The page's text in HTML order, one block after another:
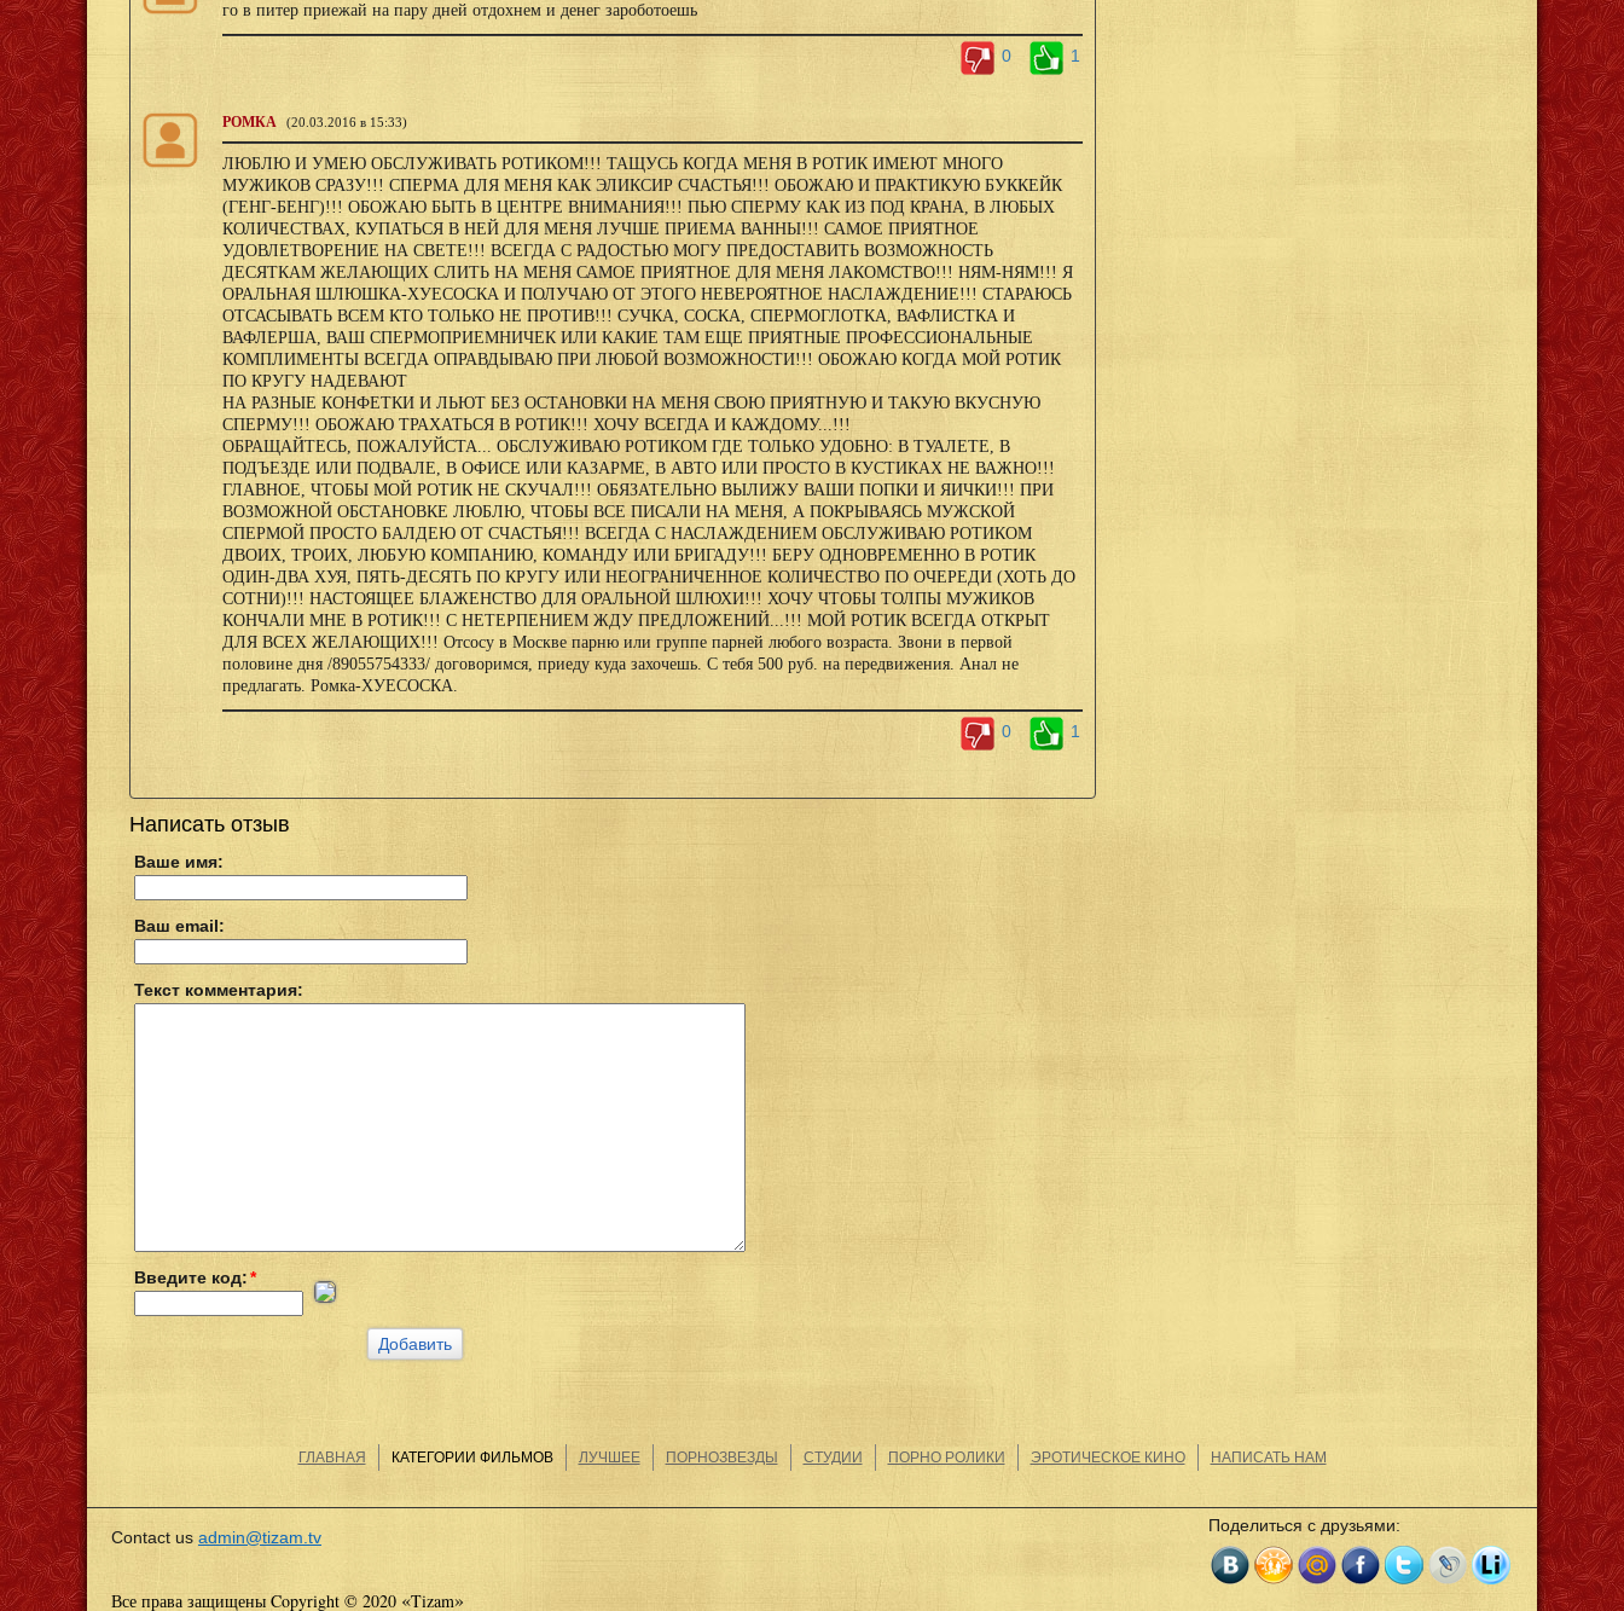
го в питер приежай на пару дней отдохнем и денег зароботоешь
0 1
РОМКА (20.03.2016 в 15:33)
ЛЮБЛЮ И УМЕЮ ОБСЛУЖИВАТЬ РОТИКОМ!!! ТАЩУСЬ КОГДА МЕНЯ В РОТИК ИМЕЮТ МНОГО
МУЖИКОВ СРАЗУ!!! СПЕРМА ДЛЯ МЕНЯ КАК ЭЛИКСИР СЧАСТЬЯ!!! ОБОЖАЮ И ПРАКТИКУЮ БУККЕЙК
(ГЕНГ-БЕНГ)!!! ОБОЖАЮ БЫТЬ В ЦЕНТРЕ ВНИМАНИЯ!!! ПЬЮ СПЕРМУ КАК ИЗ ПОД КРАНА, В ЛЮБЫХ
КОЛИЧЕСТВАХ, КУПАТЬСЯ В НЕЙ ДЛЯ МЕНЯ ЛУЧШЕ ПРИЕМА ВАННЫ!!! САМОЕ ПРИЯТНОЕ
УДОВЛЕТВОРЕНИЕ НА СВЕТЕ!!! ВСЕГДА С РАДОСТЬЮ МОГУ ПРЕДОСТАВИТЬ ВОЗМОЖНОСТЬ
ДЕСЯТКАМ ЖЕЛАЮЩИХ СЛИТЬ НА МЕНЯ САМОЕ ПРИЯТНОЕ ДЛЯ МЕНЯ ЛАКОМСТВО!!! НЯМ-НЯМ!!! Я
ОРАЛЬНАЯ ШЛЮШКА-ХУЕСОСКА И ПОЛУЧАЮ ОТ ЭТОГО НЕВЕРОЯТНОЕ НАСЛАЖДЕНИЕ!!! СТАРАЮСЬ
ОТСАСЫВАТЬ ВСЕМ КТО ТОЛЬКО НЕ ПРОТИВ!!! СУЧКА, СОСКА, СПЕРМОГЛОТКА, ВАФЛИСТКА И
ВАФЛЕРША, ВАШ СПЕРМОПРИЕМНИЧЕК ИЛИ КАКИЕ ТАМ ЕЩЕ ПРИЯТНЫЕ ПРОФЕССИОНАЛЬНЫЕ
КОМПЛИМЕНТЫ ВСЕГДА ОПРАВДЫВАЮ ПРИ ЛЮБОЙ ВОЗМОЖНОСТИ!!! ОБОЖАЮ КОГДА МОЙ РОТИК
ПО КРУГУ НАДЕВАЮТ
НА РАЗНЫЕ КОНФЕТКИ И ЛЬЮТ БЕЗ ОСТАНОВКИ НА МЕНЯ СВОЮ ПРИЯТНУЮ И ТАКУЮ ВКУСНУЮ
СПЕРМУ!!! ОБОЖАЮ ТРАХАТЬСЯ В РОТИК!!! ХОЧУ ВСЕГДА И КАЖДОМУ...!!!
ОБРАЩАЙТЕСЬ, ПОЖАЛУЙСТА... ОБСЛУЖИВАЮ РОТИКОМ ГДЕ ТОЛЬКО УДОБНО: В ТУАЛЕТЕ, В
ПОДЪЕЗДЕ ИЛИ ПОДВАЛЕ, В ОФИСЕ ИЛИ КАЗАРМЕ, В АВТО ИЛИ ПРОСТО В КУСТИКАХ НЕ ВАЖНО!!!
ГЛАВНОЕ, ЧТОБЫ МОЙ РОТИК НЕ СКУЧАЛ!!! ОБЯЗАТЕЛЬНО ВЫЛИЖУ ВАШИ ПОПКИ И ЯИЧКИ!!! ПРИ
ВОЗМОЖНОЙ ОБСТАНОВКЕ ЛЮБЛЮ, ЧТОБЫ ВСЕ ПИСАЛИ НА МЕНЯ, А ПОКРЫВАЯСЬ МУЖСКОЙ
СПЕРМОЙ ПРОСТО БАЛДЕЮ ОТ СЧАСТЬЯ!!! ВСЕГДА С НАСЛАЖДЕНИЕМ ОБСЛУЖИВАЮ РОТИКОМ
ДВОИХ, ТРОИХ, ЛЮБУЮ КОМПАНИЮ, КОМАНДУ ИЛИ БРИГАДУ!!! БЕРУ ОДНОВРЕМЕННО В РОТИК
ОДИН-ДВА ХУЯ, ПЯТЬ-ДЕСЯТЬ ПО КРУГУ ИЛИ НЕОГРАНИЧЕННОЕ КОЛИЧЕСТВО ПО ОЧЕРЕДИ (ХОТЬ ДО
СОТНИ)!!! НАСТОЯЩЕЕ БЛАЖЕНСТВО ДЛЯ ОРАЛЬНОЙ ШЛЮХИ!!! ХОЧУ ЧТОБЫ ТОЛПЫ МУЖИКОВ
КОНЧАЛИ МНЕ В РОТИК!!! С НЕТЕРПЕНИЕМ ЖДУ ПРЕДЛОЖЕНИЙ...!!! МОЙ РОТИК ВСЕГДА ОТКРЫТ
ДЛЯ ВСЕХ ЖЕЛАЮЩИХ!!! Отсосу в Москве парню или группе парней любого возраста. Звони в первой
половине дня /89055754333/ договоримся, приеду куда захочешь. С тебя 500 руб. на передвижения. Анал не
предлагать. Ромка-ХУЕСОСКА.
0 1
Написать отзыв
Ваше имя:
Ваш email:
Текст комментария:
Введите код:*
ГЛАВНАЯ КАТЕГОРИИ ФИЛЬМОВ ЛУЧШЕЕ ПОРНОЗВЕЗДЫ СТУДИИ ПОРНО РОЛИКИ ЭРОТИЧЕСКОЕ КИНО НАПИСАТЬ НАМ
Contact us admin@tizam.tv
Все права защищены Copyright © 2020 «Tizam»
Поделиться с друзьями: